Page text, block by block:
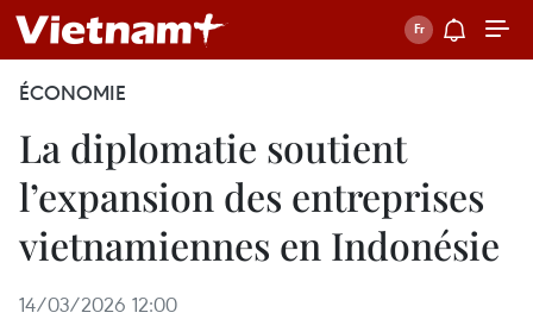
ÉCONOMIE
La diplomatie soutient
l’expansion des entreprises
vietnamiennes en Indonésie
14/03/2026 12:00